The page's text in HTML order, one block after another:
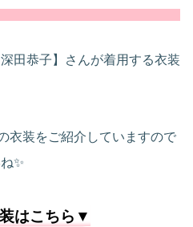
田恭子】さんが着用する衣装
衣装をご紹介していますので
✨
はこちら▼